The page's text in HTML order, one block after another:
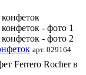
арт. 029164
Ferrero Rocher в